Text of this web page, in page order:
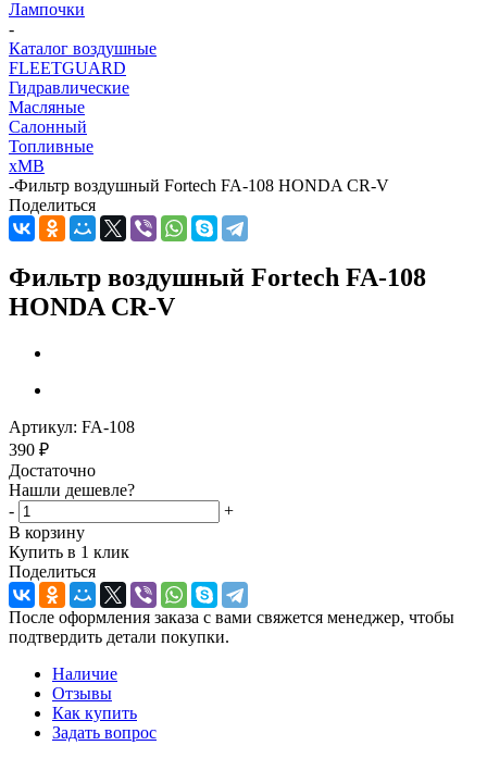
Лампочки
-
Каталог воздушные
FLEETGUARD
Гидравлические
Масляные
Салонный
Топливные
хMB
-Фильтр воздушный Fortech FA-108 HONDA CR-V
Поделиться
Фильтр воздушный Fortech FA-108
HONDA CR-V
Артикул: FA-108
390 ₽
Достаточно
Нашли дешевле?
-
+
В корзину
Купить в 1 клик
Поделиться
После оформления заказа с вами свяжется менеджер, чтобы
подтвердить детали покупки.
Наличие
Отзывы
Как купить
Задать вопрос